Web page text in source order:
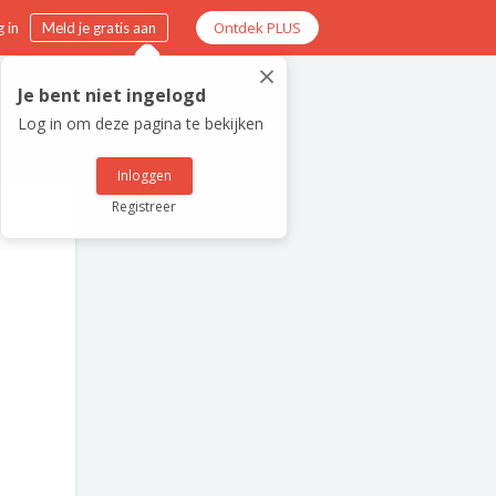
in Meld je gratis aan Ontdek PLUS
×
Je bent niet ingelogd
Log in om deze pagina te bekijken
Inloggen
Registreer